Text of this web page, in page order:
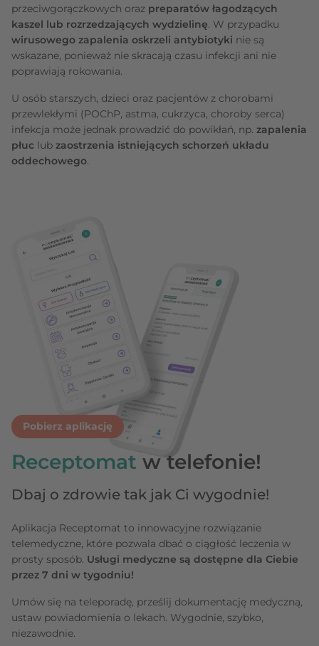
przeciwgorączkowych oraz preparatów łagodzących
kaszel lub rozrzedzających wydzielinę. W przypadku
wirusowego zapalenia oskrzeli antybiotyki nie są
wskazane, ponieważ nie skracają czasu infekcji ani nie
poprawiają rokowania.
U osób starszych, dzieci oraz pacjentów z chorobami
przewlekłymi (POChP, astma, cukrzyca, choroby serca)
infekcja może jednak prowadzić do powikłań, np. zapalenia
płuc lub zaostrzenia istniejących schorzeń układu
oddechowego.
Pobierz aplikację
Receptomat w telefonie!
Dbaj o zdrowie tak jak Ci wygodnie!
Aplikacja Receptomat to innowacyjne rozwiązanie
telemedyczne, które pozwala dbać o ciągłość leczenia w
prosty sposób. Usługi medyczne są dostępne dla Ciebie
przez 7 dni w tygodniu!
Umów się na teleporadę, prześlij dokumentację medyczną,
ustaw powiadomienia o lekach. Wygodnie, szybko,
niezawodnie.